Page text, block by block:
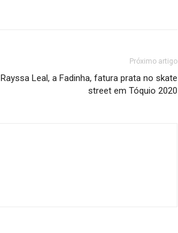
Próximo artigo
Rayssa Leal, a Fadinha, fatura prata no skate
street em Tóquio 2020